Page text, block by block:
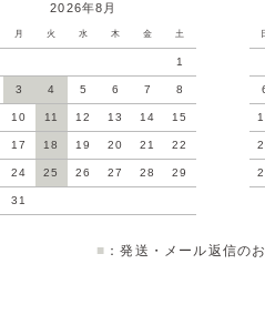
2026年8月
月 火 水 木 金 土
1
3 4 5 6 7 8
10 11 12 13 14 15
17 18 19 20 21 22
24 25 26 27 28 29
31
■ ：発送・メール返信の